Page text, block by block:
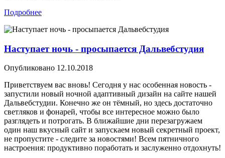
Подробнее
Наступает ночь - просыпается Дальвебстудия
Опубликовано 12.10.2018
Приветствуем вас вновь! Сегодня у нас особенная новость -
запустили новый ночной адаптивный дизайн на сайте нашей
Дальвебстудии. Конечно же он тёмный, но здесь достаточно
светляков и фонарей, чтобы все интересное можно было
разглядеть и потрогать. В ближайшие дни перезагружаем
один наш вкусный сайт и запускаем новый секретный проект,
не пропустите - следите за новостями! Всем пятничного
настроения: продуктивно поработать и заслуженно отдохнуть!